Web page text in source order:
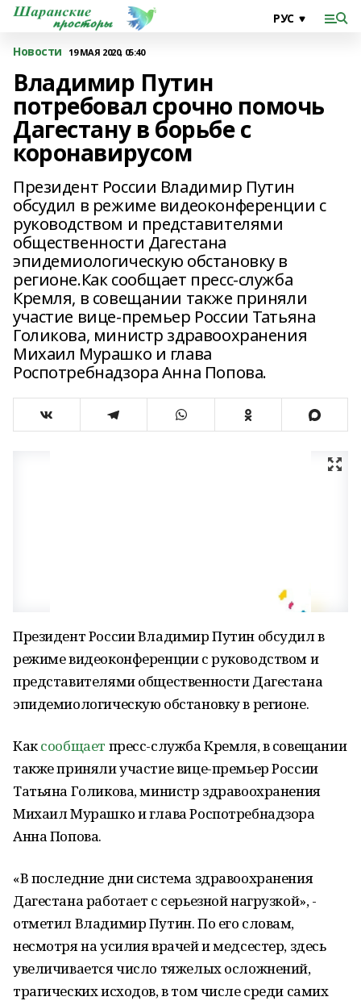
Новости 19 МАЯ 2020, 05:40
Владимир Путин
потребовал срочно помочь
Дагестану в борьбе с
коронавирусом
Президент России Владимир Путин
обсудил в режиме видеоконференции с
руководством и представителями
общественности Дагестана
эпидемиологическую обстановку в
регионе.Как сообщает пресс-служба
Кремля, в совещании также приняли
участие вице-премьер России Татьяна
Голикова, министр здравоохранения
Михаил Мурашко и глава
Роспотребнадзора Анна Попова.
Президент России Владимир Путин обсудил в
режиме видеоконференции с руководством и
представителями общественности Дагестана
эпидемиологическую обстановку в регионе.
Каксообщает пресс-служба Кремля, в совещании
также приняли участие вице-премьер России
Татьяна Голикова, министр здравоохранения
Михаил Мурашко и глава Роспотребнадзора
Анна Попова.
«В последние дни система здравоохранения
Дагестана работает с серьезной нагрузкой», -
отметил Владимир Путин. По его словам,
несмотря на усилия врачей и медсестер, здесь
увеличивается число тяжелых осложнений,
трагических исходов, в том числе среди самих